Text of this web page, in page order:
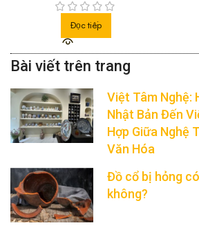
Đọc tiếp
Việt Tâm Nghệ:
Nhật Bản Đến
Hợp Giữa Nghệ
Văn Hóa
Đồ cổ bị hỏng
không?